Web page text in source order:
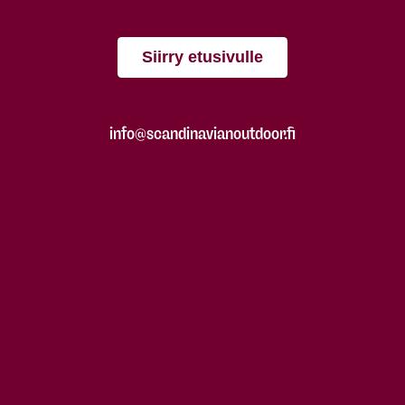
Siirry etusivulle
info@scandinavianoutdoor.fi